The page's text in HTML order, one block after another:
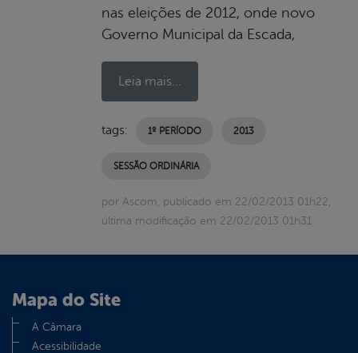
nas eleições de 2012, onde novo
Governo Municipal da Escada,
Leia mais...
tags: 1º PERÍODO 2013
SESSÃO ORDINÁRIA
por Ascom, publicado em 22/02/2013 01h22,
última modificação em 22/02/2013 01h31
Mapa do Site
A Câmara
Acessibilidade